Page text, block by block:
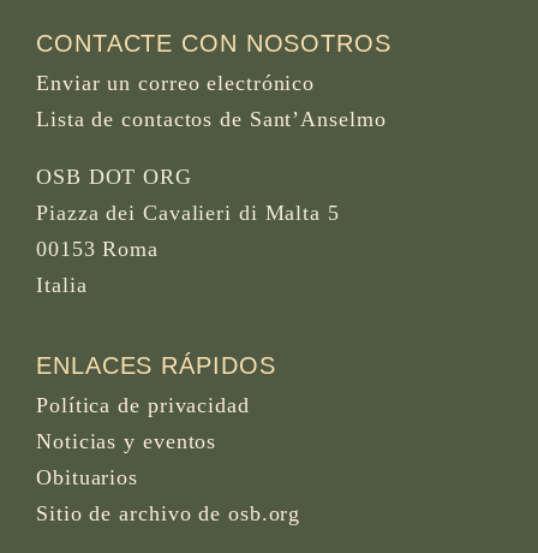
CONTACTE CON NOSOTROS
Enviar un correo electrónico
Lista de contactos de Sant’Anselmo
OSB DOT ORG
Piazza dei Cavalieri di Malta 5
00153 Roma
Italia
ENLACES RÁPIDOS
Política de privacidad
Noticias y eventos
Obituarios
Sitio de archivo de osb.org